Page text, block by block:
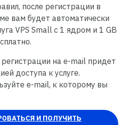
после регистрации в
вам будет автоматически
VPS Small с 1 ядром и 1 GB
на e-mail придет
доступа к услуге.
e-mail, к которому вы
И ПОЛУЧИТЬ